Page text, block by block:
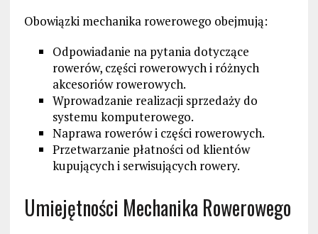
Obowiązki mechanika rowerowego obejmują:
Odpowiadanie na pytania dotyczące
rowerów, części rowerowych i różnych
akcesoriów rowerowych.
Wprowadzanie realizacji sprzedaży do
systemu komputerowego.
Naprawa rowerów i części rowerowych.
Przetwarzanie płatności od klientów
kupujących i serwisujących rowery.
Umiejętności Mechanika Rowerowego